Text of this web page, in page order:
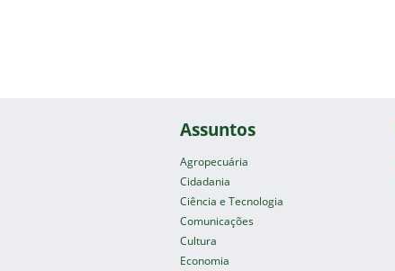
Assuntos
Agropecuária
Cidadania
Ciência e Tecnologia
Comunicações
Cultura
Economia